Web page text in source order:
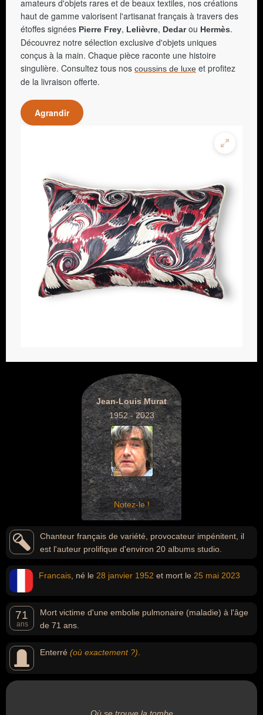
amateurs d'objets rares et de beaux textiles, nos créations
haut de gamme valorisent l'artisanat français à travers des
étoffes signées Pierre Frey, Lelièvre, Dedarou Hermès.
Découvrez notre sélection exclusive d'objets uniques
conçus à la main. Chaque pièce raconte une histoire
singulière. Consultez tous nos coussins de luxe et profitez
de la livraison offerte.
Agrandir
Jean-Louis Murat
1952 - 2023
Notez-le !
Chanteur français de variété, provocateur impénitent, il
est l'auteur prolifique d'environ 20 albums studio.
Francais , né le 28 janvier 1952 et mort le 25 mai 2023
71
ans
Mort victime d'une embolie pulmonaire (maladie) à l'âge
de 71 ans.
Enterré (où exactement ?)